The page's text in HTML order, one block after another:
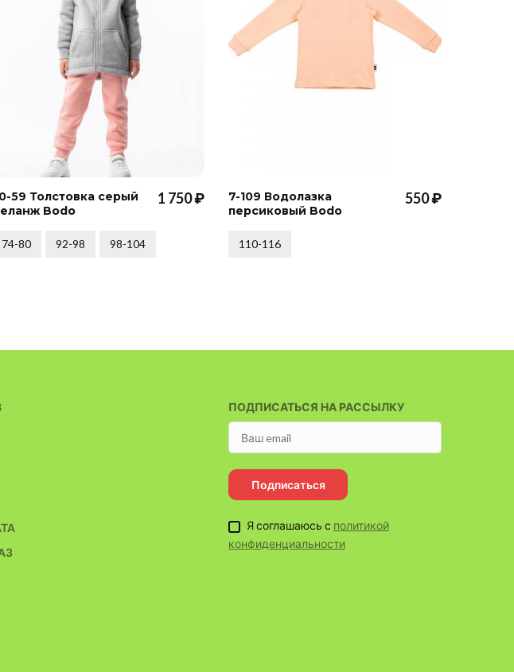
59 Толстовка серый
Bodo
1 750 ₽
74-80 92-98 98-104
7-109 Водолазка
персиковый Bodo
550 ₽
110-116
ПОДПИСАТЬСЯ НА РАССЫЛКУ
Подписаться
Я соглашаюсь с политикой
конфиденциальности